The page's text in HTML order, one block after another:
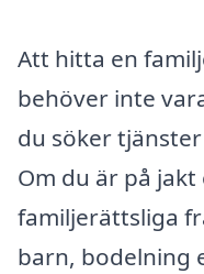
Att hitta en
behöver inte
du söker
Om du är på
familjerättsliga
barn, bodelning